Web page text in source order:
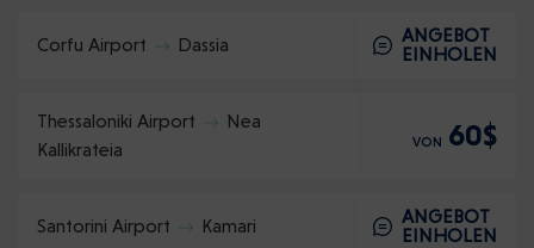
Corfu Airport Dassia
ANGEBOT
EINHOLEN
Thessaloniki Airport
Nea
Kallikrateia
VON 60$
Santorini Airport Kamari
ANGEBOT
EINHOLEN